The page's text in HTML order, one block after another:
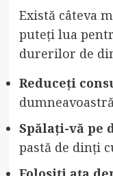
Există câteva
puteți lua
durerilor de
Reduceți
Spălați-vă pe
pastă de dinți